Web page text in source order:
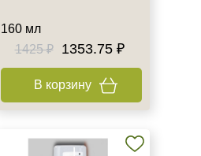
160 мл
1425 ₽
1353.75 ₽
В корзину